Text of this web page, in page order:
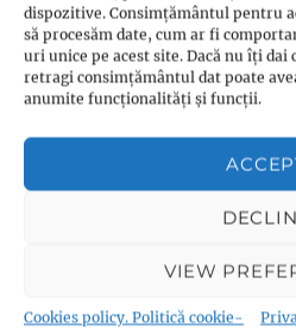
dispozitive. Consimțământul pentru
să procesăm date, cum ar fi
uri unice pe acest site. Dacă nu îți
retragi consimțământul dat poate
anumite funcționalități și funcții.
VIEW
Cookies policy. Politică cookie-
Budism
Budismul în Japonia
(1)